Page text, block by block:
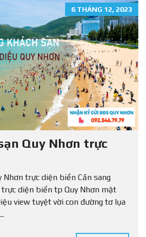
6 THÁNG 12, 2023
Quy Nhơn trực
Nhơn trực diện biển Cần sang
diện biển tp Quy Nhơn mặt
view tuyệt vời con đường tơ lụa